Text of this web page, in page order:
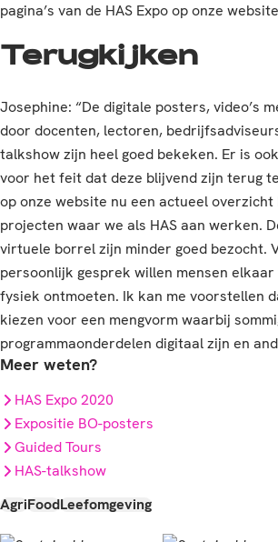
pagina’s van de HAS Expo op onze
Terugkijken
Josephine: “De digitale posters, video’s
door docenten, lectoren,
talkshow zijn heel goed bekeken. Er is
voor het feit dat deze blijvend zijn terug
op onze website nu een actueel overzicht
projecten waar we als HAS aan werken.
virtuele borrel zijn minder goed bezocht.
persoonlijk gesprek willen mensen
fysiek ontmoeten. Ik kan me voorstellen
kiezen voor een mengvorm waarbij
programmaonderdelen digitaal zijn en
Meer weten?
HAS Expo 2020
Expositie BO-posters
Guided Tours
HAS-talkshow
AgriFoodLeefomgeving